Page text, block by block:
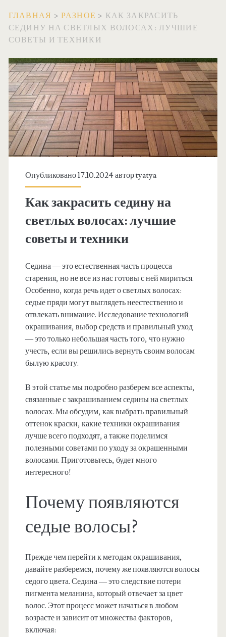
ГЛАВНАЯ >РАЗНОЕ > КАК ЗАКРАСИТЬ
СЕДИНУ НА СВЕТЛЫХ ВОЛОСАХ: ЛУЧШИЕ
СОВЕТЫ И ТЕХНИКИ
Опубликовано 17.10.2024 авторtyatya
Как закрасить седину на
светлых волосах: лучшие
советы и техники
Седина — это естественная часть процесса
старения, но не все из нас готовы с ней мириться.
Особенно, когда речь идет о светлых волосах:
седые пряди могут выглядеть неестественно и
отвлекать внимание. Исследование технологий
окрашивания, выбор средств и правильный уход
— это только небольшая часть того, что нужно
учесть, если вы решились вернуть своим волосам
былую красоту.
В этой статье мы подробно разберем все аспекты,
связанные с закрашиванием седины на светлых
волосах. Мы обсудим, как выбрать правильный
оттенок краски, какие техники окрашивания
лучше всего подходят, а также поделимся
полезными советами по уходу за окрашенными
волосами. Приготовьтесь, будет много
интересного!
Почему появляются
седые волосы?
Прежде чем перейти к методам окрашивания,
давайте разберемся, почему же появляются волосы
седого цвета. Седина — это следствие потери
пигмента меланина, который отвечает за цвет
волос. Этот процесс может начаться в любом
возрасте и зависит от множества факторов,
включая: